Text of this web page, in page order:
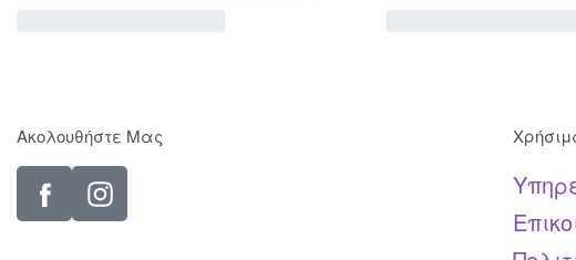
Ακολουθήστε Μας